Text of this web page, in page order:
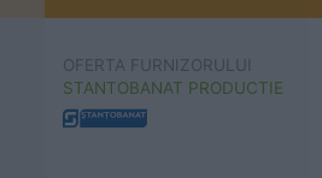
OFERTA FURNIZORULUI
STANTOBANAT PRODUCTIE